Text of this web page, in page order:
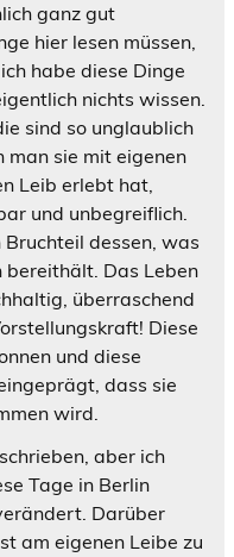
ganz gut
hier lesen müssen,
habe diese Dinge
nichts wissen.
sind so unglaublich
man sie mit eigenen
Leib erlebt hat,
und unbegreiflich.
dessen, was
bereithält. Das Leben
überraschend
Diese
und diese
dass sie
wird.
aber ich
Tage in Berlin
Darüber
am eigenen Leibe zu